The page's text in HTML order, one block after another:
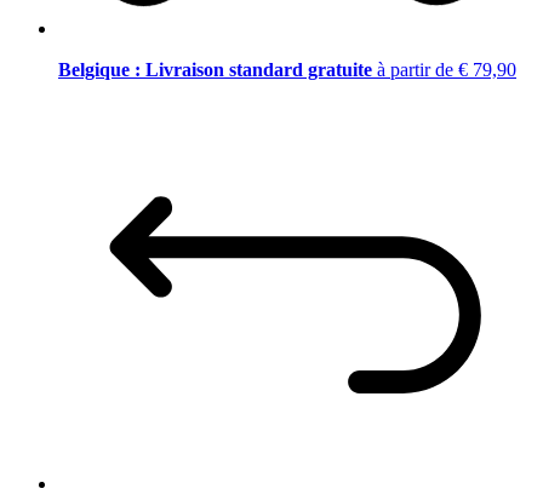
Belgique : Livraison standard gratuite à partir de € 79,90